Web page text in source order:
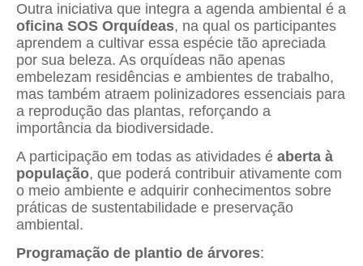
Outra iniciativa que integra a agenda ambiental é a
oficina SOS Orquídeas, na qual os participantes
aprendem a cultivar essa espécie tão apreciada
por sua beleza. As orquídeas não apenas
embelezam residências e ambientes de trabalho,
mas também atraem polinizadores essenciais para
a reprodução das plantas, reforçando a
importância da biodiversidade.
A participação em todas as atividades é aberta à
população, que poderá contribuir ativamente com
o meio ambiente e adquirir conhecimentos sobre
práticas de sustentabilidade e preservação
ambiental.
Programação de plantio de árvores: